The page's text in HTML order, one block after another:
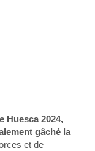
Huesca 2024,
gâché la
et de